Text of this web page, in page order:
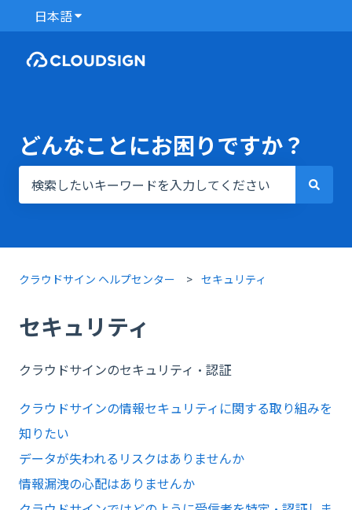
日本語翻訳のサブメニューを表示
どんなことにお困りですか？
クラウドサイン ヘルプセンター セキュリティ
セキュリティ
クラウドサインのセキュリティ・認証
クラウドサインの情報セキュリティに関する取り組みを
知りたい
データが失われるリスクはありませんか
情報漏洩の心配はありませんか